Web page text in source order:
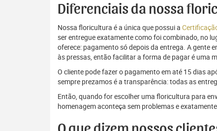
Diferenciais da nossa
Nossa floricultura é a única que possui a
ser entregue exatamente como foi combinado, no
oferece: pagamento só depois da entrega. A gente
às pressas, então facilitar a forma de pagar é uma
O cliente pode fazer o pagamento em até 15 dias
sempre prezamos é a transparência: todas as
Então, quando for escolher uma floricultura para
homenagem aconteça sem problemas e